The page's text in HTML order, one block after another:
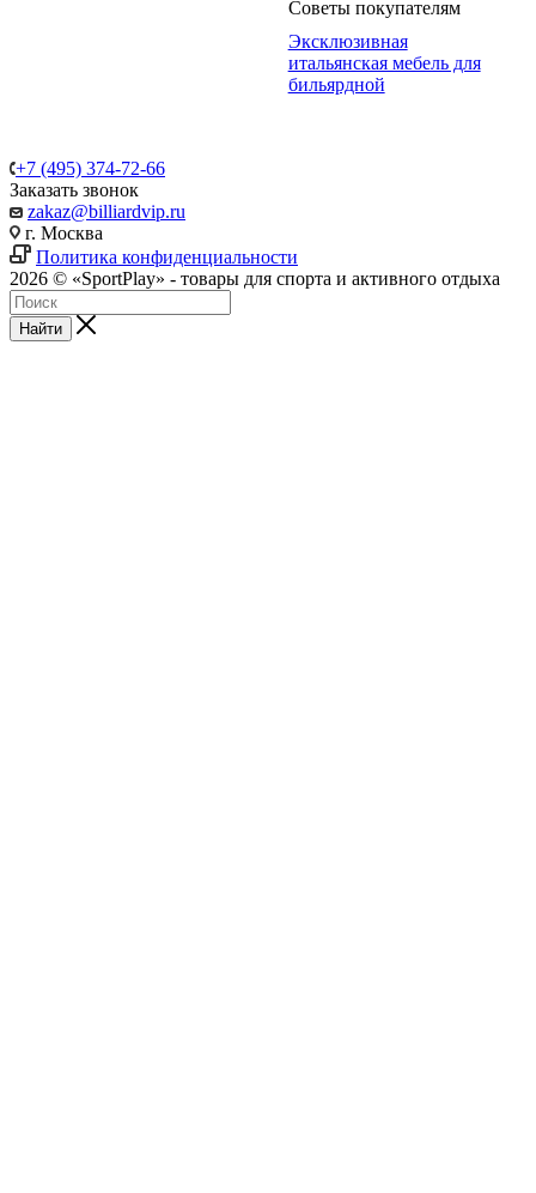
Советы покупателям
Эксклюзивная
итальянская мебель для
бильярдной
+7 (495) 374-72-66
Заказать звонок
zakaz@billiardvip.ru
г. Москва
Политика конфиденциальности
2026 © «SportPlay» - товары для спорта и активного отдыха
Найти